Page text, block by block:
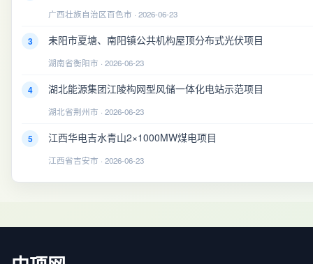
广西壮族自治区百色市 · 2026-06-23
3 耒阳市夏塘、南阳镇公共机构屋顶分布式光伏项目
湖南省衡阳市 · 2026-06-23
4 湖北能源集团江陵构网型风储一体化电站示范项目
湖北省荆州市 · 2026-06-23
5 江西华电吉水青山2×1000MW煤电项目
江西省吉安市 · 2026-06-23